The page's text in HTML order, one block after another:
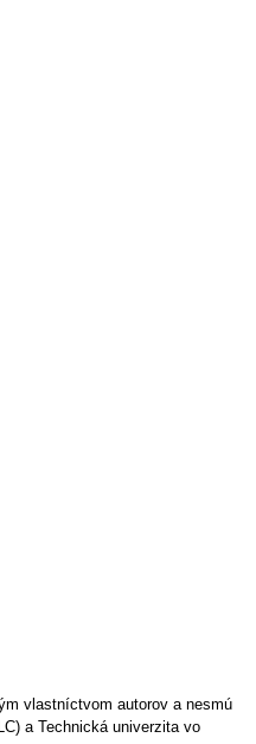
vlastníctvom autorov a nesmú
a Technická univerzita vo